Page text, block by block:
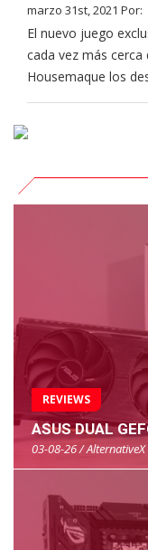
marzo 31st, 2021 Por:
El nuevo juego
cada vez más
Housemaque los
REVIEWS
ASUS DUAL
03-08-26 / AlternativeX